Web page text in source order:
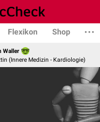
Flexikon Shop
Waller
(Innere Medizin - Kardiologie)